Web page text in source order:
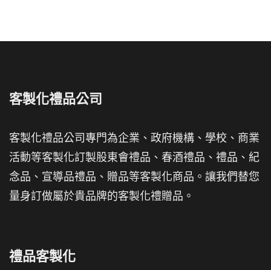
客製化禮品公司
客製化禮品公司專門為企業、政府機構、學校、商業
活動等客製化訂製股東會禮品、春酒禮品、禮品、紀
念品、宣導品禮品、贈品等客製化商品。讓我們替您
量身訂做屬於貴品牌的客製化禮贈品。
禮品客製化